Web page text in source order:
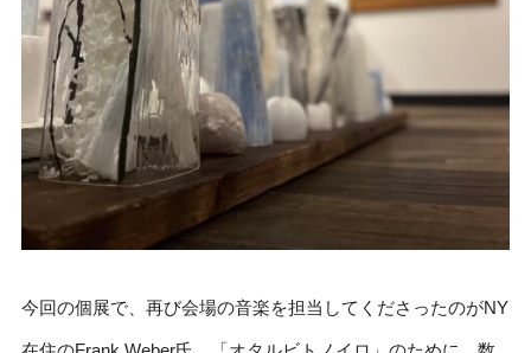
今回の個展で、再び会場の音楽を担当してくださったのがNY